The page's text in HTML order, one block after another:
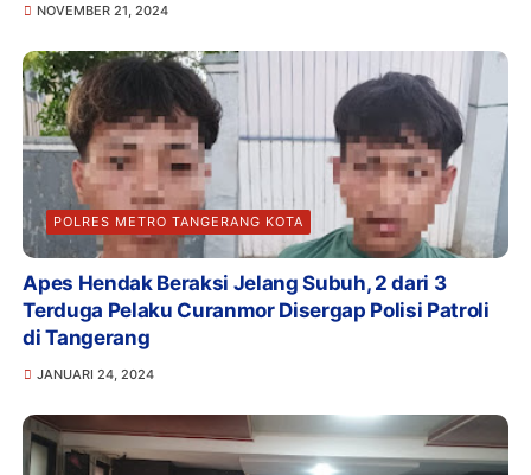
NOVEMBER 21, 2024
POLRES METRO TANGERANG KOTA
Apes Hendak Beraksi Jelang Subuh, 2 dari 3
Terduga Pelaku Curanmor Disergap Polisi Patroli
di Tangerang
JANUARI 24, 2024